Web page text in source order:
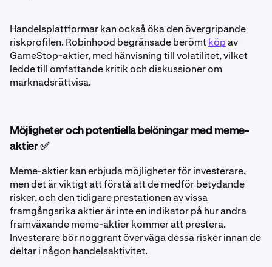
Handelsplattformar kan också öka den övergripande
riskprofilen. Robinhood begränsade berömtköpav
GameStop-aktier, med hänvisning till volatilitet, vilket
ledde till omfattande kritik och diskussioner om
marknadsrättvisa.
Möjligheter och potentiella belöningar med meme-
aktier ✅
Meme-aktier kan erbjuda möjligheter för investerare,
men det är viktigt att förstå att de medför betydande
risker, och den tidigare prestationen av vissa
framgångsrika aktier är inte en indikator på hur andra
framväxande meme-aktier kommer att prestera.
Investerare bör noggrant överväga dessa risker innan de
deltar i någon handelsaktivitet.